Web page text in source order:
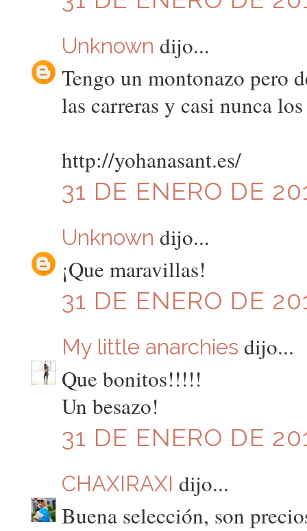
Unknown dijo...
Tengo un montonazo pero
las carreras y casi nunca
http://yohanasant.es/
31 DE ENERO DE
Unknown dijo...
¡Que maravillas!
31 DE ENERO DE
My little anarchies dijo...
Que bonitos!!!!!
Un besazo!
31 DE ENERO DE
CHAXIRAXI dijo...
Buena selección, son